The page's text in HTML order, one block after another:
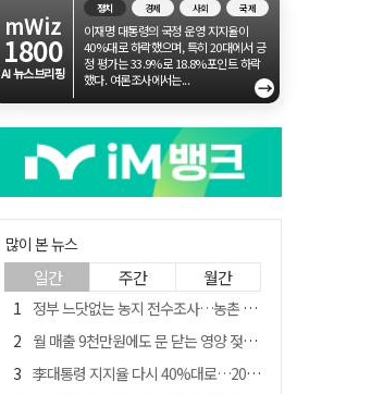
mWiz
1800
AI 뉴스브리핑
정치 경제 사회 국제
이재명 대통령의 국정 운영 지지율이
40%대로 하락했으며, 특히 20대에서 긍
정 평가는 33.9%로 18.8%포인트 하락
했다. 여론조사에서는...
→
많이 본 뉴스
일간 주간 월간
정부 느닷없는 농지 전수조사…농촌 들쑤시는 '경자유전'의 칼날
월 매출 9천만원에도 문 닫는 영양 젖소농장… "일할 사람이 없어"
李대통령 지지율 다시 40%대로…20대는 18.8%p 급락